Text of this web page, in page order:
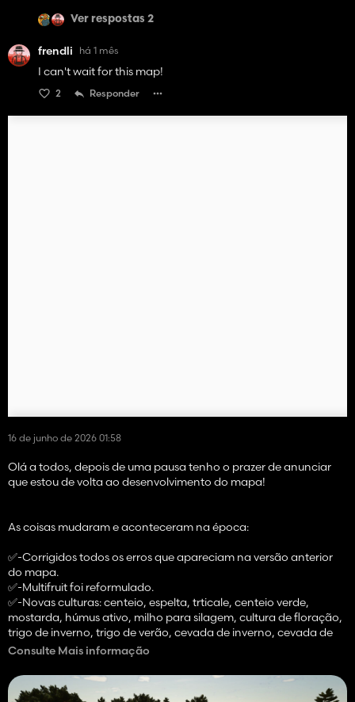
Ver respostas 2
frendli há 1 mês
I can't wait for this map!
2 Responder
16 de junho de 2026 01:58
Olá a todos, depois de uma pausa tenho o prazer de anunciar
que estou de volta ao desenvolvimento do mapa!
As coisas mudaram e aconteceram na época:
✅️-Corrigidos todos os erros que apareciam na versão anterior
do mapa.
✅️-Multifruit foi reformulado.
✅️-Novas culturas: centeio, espelta, trticale, centeio verde,
mostarda, húmus ativo, milho para silagem, cultura de floração,
trigo de inverno, trigo de verão, cevada de inverno, cevada de
verão, alfafa, trevo.
✅️-Adicionada destruição de restolho.
✅️-Adicionado trem visual para mais imersão.
Consulte Mais informação